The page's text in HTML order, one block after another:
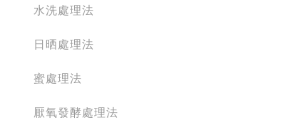
水洗處理法
日晒處理法
蜜處理法
厭氧發酵處理法